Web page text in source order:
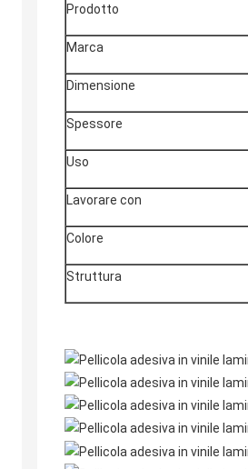
Prodotto
Marca
Dimensione
Spessore
Uso
Lavorare con
Colore
Struttura